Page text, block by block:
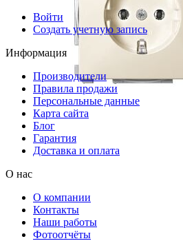
Войти
Создать учетную запись
Информация
Производители
Правила продажи
Персональные данные
Карта сайта
Блог
Гарантия
Доставка и оплата
О нас
О компании
Контакты
Наши работы
Фотоотчёты